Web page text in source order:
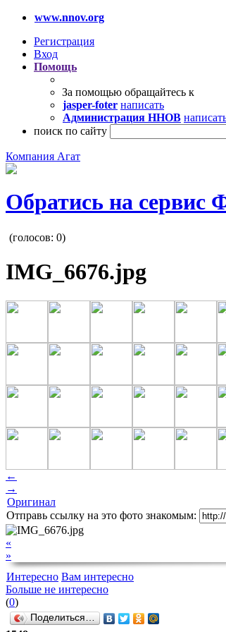
www.nnov.org
Регистрация
Вход
Помощь
За помощью обращайтесь к
jasper-foter написать
Администрация ННОВ
поиск по сайту
Компания Агат
Обратись на сервис
(голосов: 0)
IMG_6676.jpg
←
→
Оригинал
Отправь ссылку на это фото знакомым:
«
»
Интересно Вам интересно
Больше не интересно
(0)
Поделиться…